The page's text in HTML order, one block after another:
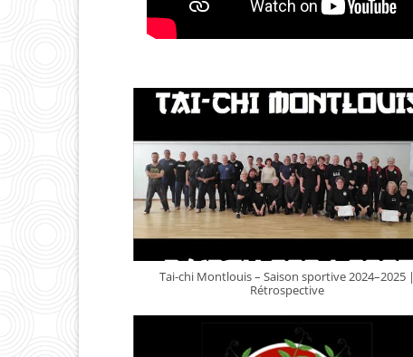
Tai-chi Montlouis – Saison sportive 2024–2025 |
Rétrospective